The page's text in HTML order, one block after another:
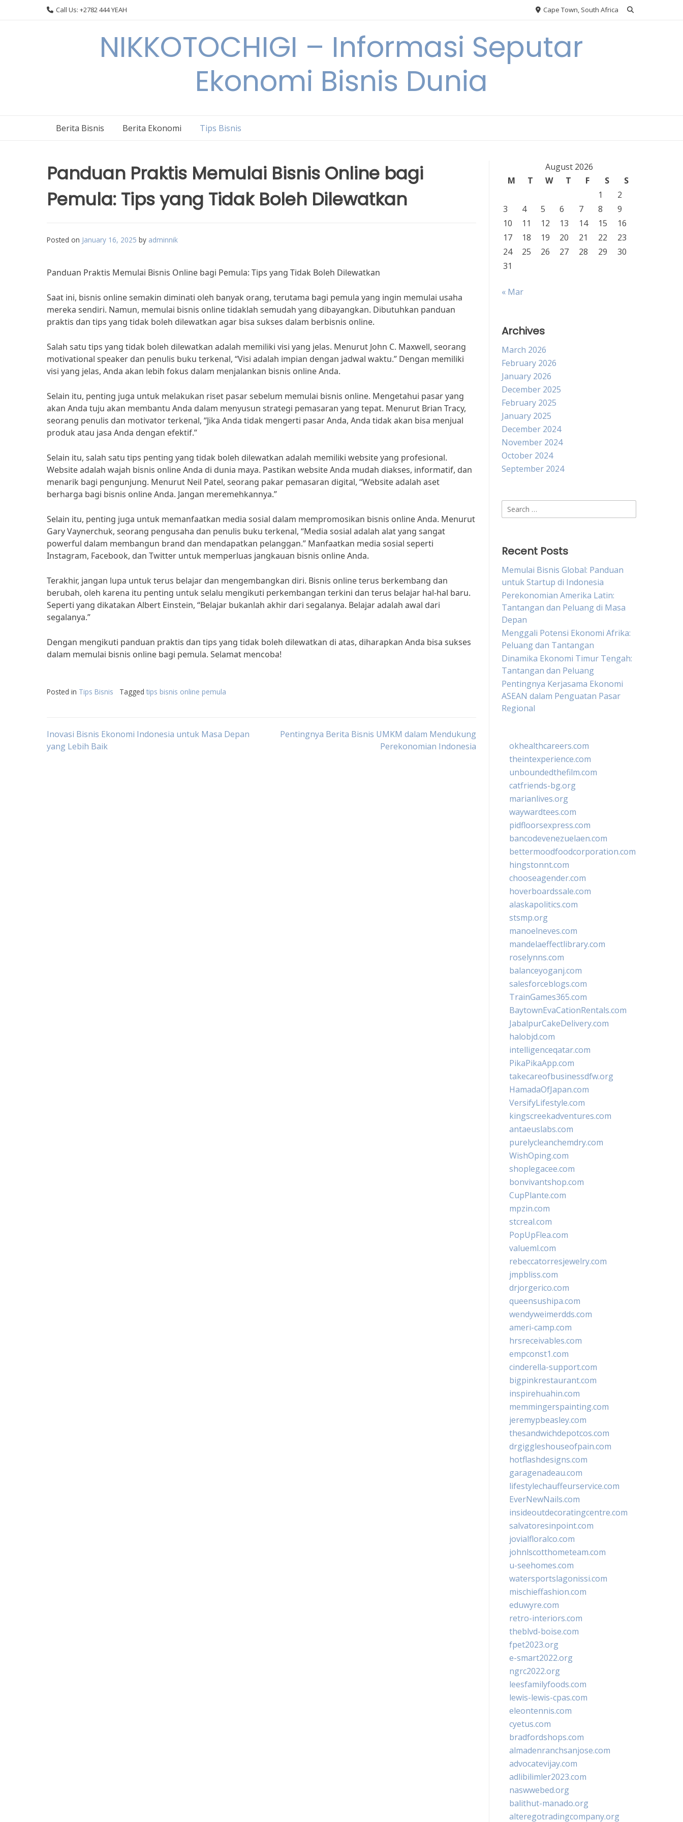
Call Us: +2782 444 YEAH Cape Town, South Africa
NIKKOTOCHIGI – Informasi Seputar
Ekonomi Bisnis Dunia
Berita Bisnis Berita Ekonomi Tips Bisnis
Panduan Praktis Memulai Bisnis Online bagi
Pemula: Tips yang Tidak Boleh Dilewatkan
Posted on January 16, 2025 by adminnik
Panduan Praktis Memulai Bisnis Online bagi Pemula: Tips yang Tidak Boleh Dilewatkan
Saat ini, bisnis online semakin diminati oleh banyak orang, terutama bagi pemula yang ingin memulai usaha
mereka sendiri. Namun, memulai bisnis online tidaklah semudah yang dibayangkan. Dibutuhkan panduan
praktis dan tips yang tidak boleh dilewatkan agar bisa sukses dalam berbisnis online.
Salah satu tips yang tidak boleh dilewatkan adalah memiliki visi yang jelas. Menurut John C. Maxwell, seorang
motivational speaker dan penulis buku terkenal, “Visi adalah impian dengan jadwal waktu.” Dengan memiliki
visi yang jelas, Anda akan lebih fokus dalam menjalankan bisnis online Anda.
Selain itu, penting juga untuk melakukan riset pasar sebelum memulai bisnis online. Mengetahui pasar yang
akan Anda tuju akan membantu Anda dalam menyusun strategi pemasaran yang tepat. Menurut Brian Tracy,
seorang penulis dan motivator terkenal, “Jika Anda tidak mengerti pasar Anda, Anda tidak akan bisa menjual
produk atau jasa Anda dengan efektif.”
Selain itu, salah satu tips penting yang tidak boleh dilewatkan adalah memiliki website yang profesional.
Website adalah wajah bisnis online Anda di dunia maya. Pastikan website Anda mudah diakses, informatif, dan
menarik bagi pengunjung. Menurut Neil Patel, seorang pakar pemasaran digital, “Website adalah aset
berharga bagi bisnis online Anda. Jangan meremehkannya.”
Selain itu, penting juga untuk memanfaatkan media sosial dalam mempromosikan bisnis online Anda. Menurut
Gary Vaynerchuk, seorang pengusaha dan penulis buku terkenal, “Media sosial adalah alat yang sangat
powerful dalam membangun brand dan mendapatkan pelanggan.” Manfaatkan media sosial seperti
Instagram, Facebook, dan Twitter untuk memperluas jangkauan bisnis online Anda.
Terakhir, jangan lupa untuk terus belajar dan mengembangkan diri. Bisnis online terus berkembang dan
berubah, oleh karena itu penting untuk selalu mengikuti perkembangan terkini dan terus belajar hal-hal baru.
Seperti yang dikatakan Albert Einstein, “Belajar bukanlah akhir dari segalanya. Belajar adalah awal dari
segalanya.”
Dengan mengikuti panduan praktis dan tips yang tidak boleh dilewatkan di atas, diharapkan Anda bisa sukses
dalam memulai bisnis online bagi pemula. Selamat mencoba!
Posted in Tips Bisnis Tagged tips bisnis online pemula
Post
Inovasi Bisnis Ekonomi Indonesia untuk Masa Depan
yang Lebih Baik
Pentingnya Berita Bisnis UMKM dalam Mendukung
Perekonomian Indonesia
August 2026
M
T W T F S
S
1
2
3
4 5 6 7 8
9
10
11 12 13 14 15
16
17
18 19 20 21 22
23
24
25 26 27 28 29
30
31
« Mar
Archives
March 2026
February 2026
January 2026
December 2025
February 2025
January 2025
December 2024
November 2024
October 2024
September 2024
Search
for:
Recent Posts
Memulai Bisnis Global: Panduan
untuk Startup di Indonesia
Perekonomian Amerika Latin:
Tantangan dan Peluang di Masa
Depan
Menggali Potensi Ekonomi Afrika:
Peluang dan Tantangan
Dinamika Ekonomi Timur Tengah:
Tantangan dan Peluang
Pentingnya Kerjasama Ekonomi
ASEAN dalam Penguatan Pasar
Regional
okhealthcareers.com
theintexperience.com
unboundedthefilm.com
catfriends-bg.org
marianlives.org
waywardtees.com
pidfloorsexpress.com
bancodevenezuelaen.com
bettermoodfoodcorporation.com
hingstonnt.com
chooseagender.com
hoverboardssale.com
alaskapolitics.com
stsmp.org
manoelneves.com
mandelaeffectlibrary.com
roselynns.com
balanceyoganj.com
salesforceblogs.com
TrainGames365.com
BaytownEvaCationRentals.com
JabalpurCakeDelivery.com
halobjd.com
intelligenceqatar.com
PikaPikaApp.com
takecareofbusinessdfw.org
HamadaOfJapan.com
VersifyLifestyle.com
kingscreekadventures.com
antaeuslabs.com
purelycleanchemdry.com
WishOping.com
shoplegacee.com
bonvivantshop.com
CupPlante.com
mpzin.com
stcreal.com
PopUpFlea.com
valueml.com
rebeccatorresjewelry.com
jmpbliss.com
drjorgerico.com
queensushipa.com
wendyweimerdds.com
ameri-camp.com
hrsreceivables.com
empconst1.com
cinderella-support.com
bigpinkrestaurant.com
inspirehuahin.com
memmingerspainting.com
jeremypbeasley.com
thesandwichdepotcos.com
drgiggleshouseofpain.com
hotflashdesigns.com
garagenadeau.com
lifestylechauffeurservice.com
EverNewNails.com
insideoutdecoratingcentre.com
salvatoresinpoint.com
jovialfloralco.com
johnlscotthometeam.com
u-seehomes.com
watersportslagonissi.com
mischieffashion.com
eduwyre.com
retro-interiors.com
theblvd-boise.com
fpet2023.org
e-smart2022.org
ngrc2022.org
leesfamilyfoods.com
lewis-lewis-cpas.com
eleontennis.com
cyetus.com
bradfordshops.com
almadenranchsanjose.com
advocatevijay.com
adlibilimler2023.com
naswwebed.org
balithut-manado.org
alteregotradingcompany.org